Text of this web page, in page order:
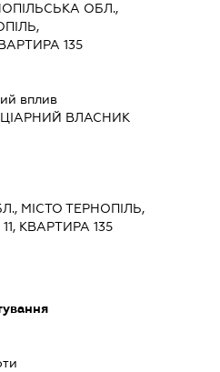
ОБЛ.,
135
вплив
ВЛАСНИК
МІСТО ТЕРНОПІЛЬ,
КВАРТИРА 135